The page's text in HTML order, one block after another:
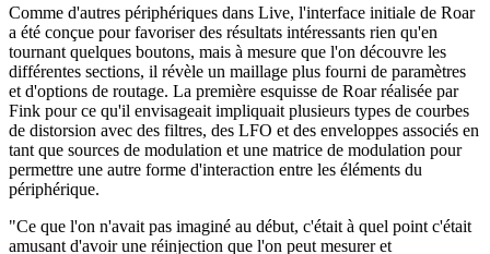
Comme d'autres périphériques dans Live, l'interface initiale de Roar
a été conçue pour favoriser des résultats intéressants rien qu'en
tournant quelques boutons, mais à mesure que l'on découvre les
différentes sections, il révèle un maillage plus fourni de paramètres
et d'options de routage. La première esquisse de Roar réalisée par
Fink pour ce qu'il envisageait impliquait plusieurs types de courbes
de distorsion avec des filtres, des LFO et des enveloppes associés en
tant que sources de modulation et une matrice de modulation pour
permettre une autre forme d'interaction entre les éléments du
périphérique.
"Ce que l'on n'avait pas imaginé au début, c'était à quel point c'était
amusant d'avoir une réinjection que l'on peut mesurer et